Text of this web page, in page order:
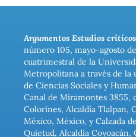
Argumentos Estudios
número 105, mayo-agosto
cuatrimestral de la
Metropolitana a través de la
de Ciencias Sociales y
Canal de Miramontes 3855,
Colorines, Alcaldía Tlalpan,
México, México, y Calzada
Quietud, Alcaldía Coyoacán,